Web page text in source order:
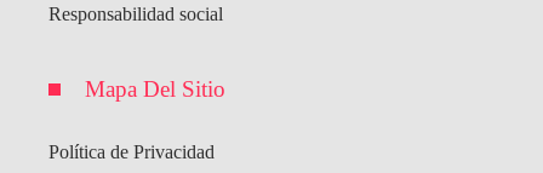
Responsabilidad social
Mapa Del Sitio
Política de Privacidad